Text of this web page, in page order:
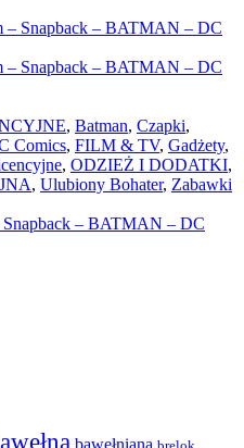
, Batman, Czapki,
Comics, FILM & TV, Gadżety,
, ODZIEŻ I DODATKI,
, Ulubiony Bohater, Zabawki
Snapback – BATMAN – DC